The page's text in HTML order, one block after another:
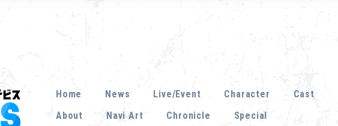
Home News Live/Event Character Cast
About
Navi Art Chronicle Special